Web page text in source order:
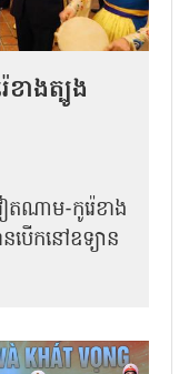
ាងត្បូង
ណាម-កូរ៉េខាង
បើកនៅឧទ្យាន